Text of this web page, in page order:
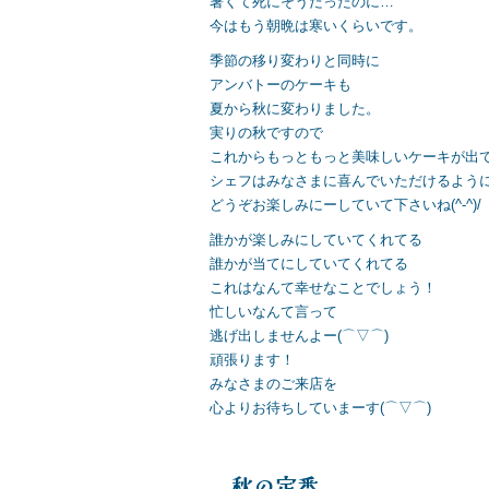
今はもう朝晩は寒いくらいです。
季節の移り変わりと同時に
アンバトーのケーキも
夏から秋に変わりました。
実りの秋ですので
これからもっともっと美味しいケーキが出
シェフはみなさまに喜んでいただけるよう
どうぞお楽しみにーしていて下さいね(^-^)/
誰かが楽しみにしていてくれてる
誰かが当てにしていてくれてる
これはなんて幸せなことでしょう！
忙しいなんて言って
逃げ出しませんよー(⌒▽⌒)
頑張ります！
みなさまのご来店を
心よりお待ちしていまーす(⌒▽⌒)